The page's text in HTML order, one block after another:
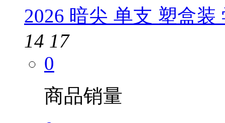
2026 暗尖 单支 塑盒
14 17
0
商品销量